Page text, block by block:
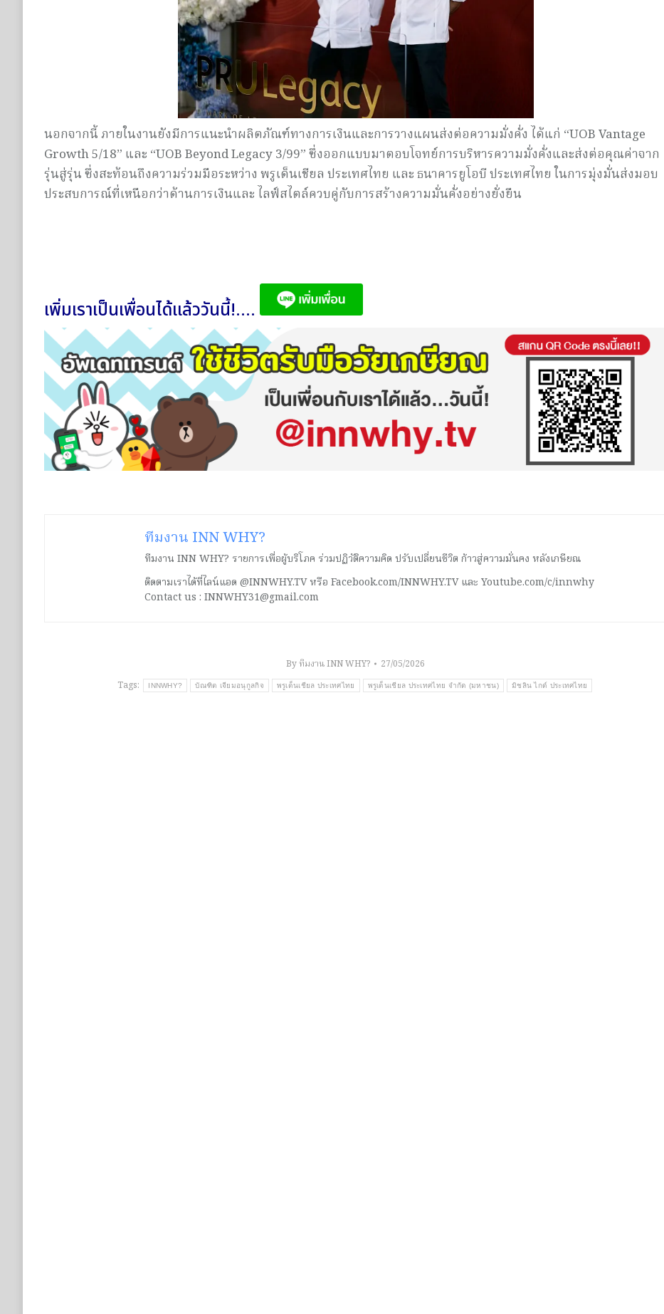
นอกจากนี้ ภายในงานยังมีการแนะนำผลิตภัณฑ์ทางการเงินและการวางแผนส่งต่อความมั่งคั่ง ได้แก่ “UOB Vantage
Growth 5/18” และ “UOB Beyond Legacy 3/99” ซึ่งออกแบบมาตอบโจทย์การบริหารความมั่งคั่งและส่งต่อคุณค่าจาก
รุ่นสู่รุ่น ซึ่งสะท้อนถึงความร่วมมือระหว่าง พรูเด็นเชียล ประเทศไทย และ ธนาคารยูโอบี ประเทศไทย ในการมุ่งมั่นส่งมอบ
ประสบการณ์ที่เหนือกว่าด้านการเงินและ ไลฟ์สไตล์ควบคู่กับการสร้างความมั่นคั่งอย่างยั่งยืน
เพิ่มเราเป็นเพื่อนได้แล้ววันนี้!....
ทีมงาน INN WHY?
ทีมงาน INN WHY? รายการเพื่อผู้บริโภค ร่วมปฏิวัติความคิด ปรับเปลี่ยนชีวิต ก้าวสู่ความมั่นคง หลังเกษียณ
ติดตามเราได้ที่ไลน์แอด @INNWHY.TV หรือ Facebook.com/INNWHY.TV และ Youtube.com/c/innwhy
Contact us : INNWHY31@gmail.com
Byทีมงาน INN WHY?
27/05/2026
Tags:
INNWHY? บัณฑิต เจียมอนุกูลกิจ พรูเด็นเชียล ประเทศไทย พรูเด็นเชียล ประเทศไทย จำกัด (มหาชน) มิชลิน ไกด์ ประเทศไทย